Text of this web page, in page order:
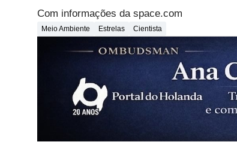
Com informações da space.com
Meio Ambiente Estrelas Cientista